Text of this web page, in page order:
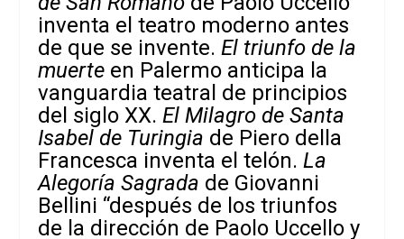
inventa el teatro moderno antes
de que se invente.El triunfo de la
muerte en Palermo anticipa la
vanguardia teatral de principios
del siglo XX.El Milagro de Santa
Isabel de Turingia de Piero della
Francesca inventa el telón.La
Alegoría Sagrada de Giovanni
Bellini “después de los triunfos
de la dirección de Paolo Uccello y